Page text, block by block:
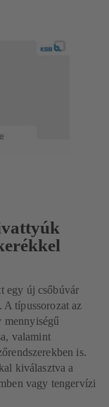
egy új csőbúvár
típussorozat az
mennyiségű
valamint
is.
kiválasztva a
vagy tengervízi